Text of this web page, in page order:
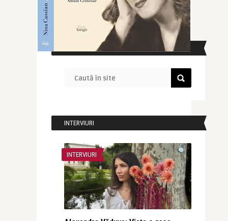
CAUTĂ ÎN SITE
INTERVIURI
INTERVIURI